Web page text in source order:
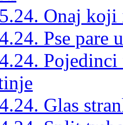
Onaj koji
Pse pare
Glas